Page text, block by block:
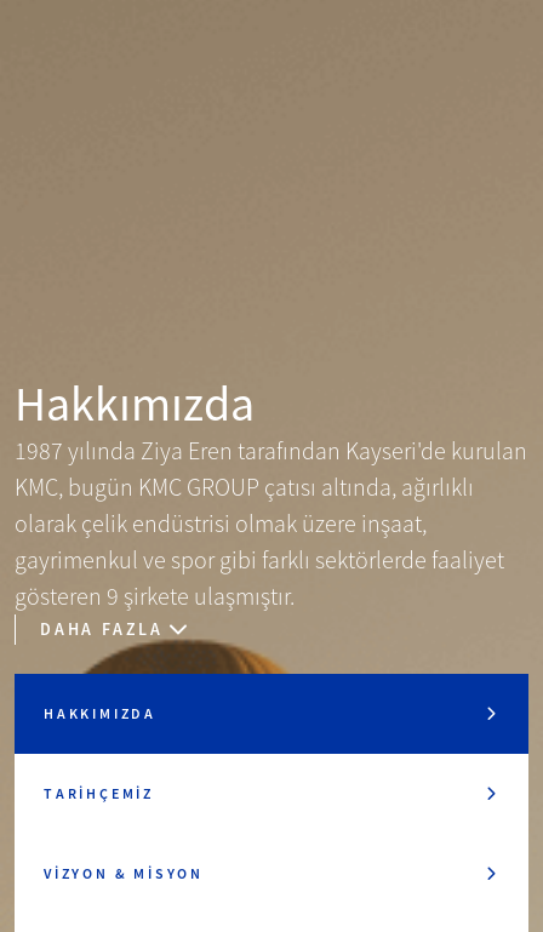
Hakkımızda
1987 yılında Ziya Eren tarafından Kayseri'de kurulan
KMC, bugün KMC GROUP çatısı altında, ağırlıklı
olarak çelik endüstrisi olmak üzere inşaat,
gayrimenkul ve spor gibi farklı sektörlerde faaliyet
gösteren 9 şirkete ulaşmıştır.
DAHA FAZLA
HAKKIMIZDA
TARIHÇEMIZ
VIZYON & MISYON